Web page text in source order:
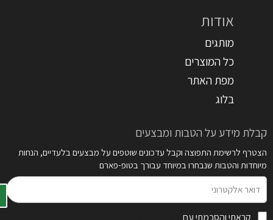
אודות
מותגים
כל המוצרים
מפת האתר
בלוג
קבלת מידע על הטבות ומבצעים
הצטרף לרשימת התפוצה וקבל עדכונים שוטפים על מבצעים בלעדיים, הנחות
מיוחדות והטבות שנבחרו במיוחד עבורך בטופ-פארם
אלקטרוני
קראתי והסכמתי עם